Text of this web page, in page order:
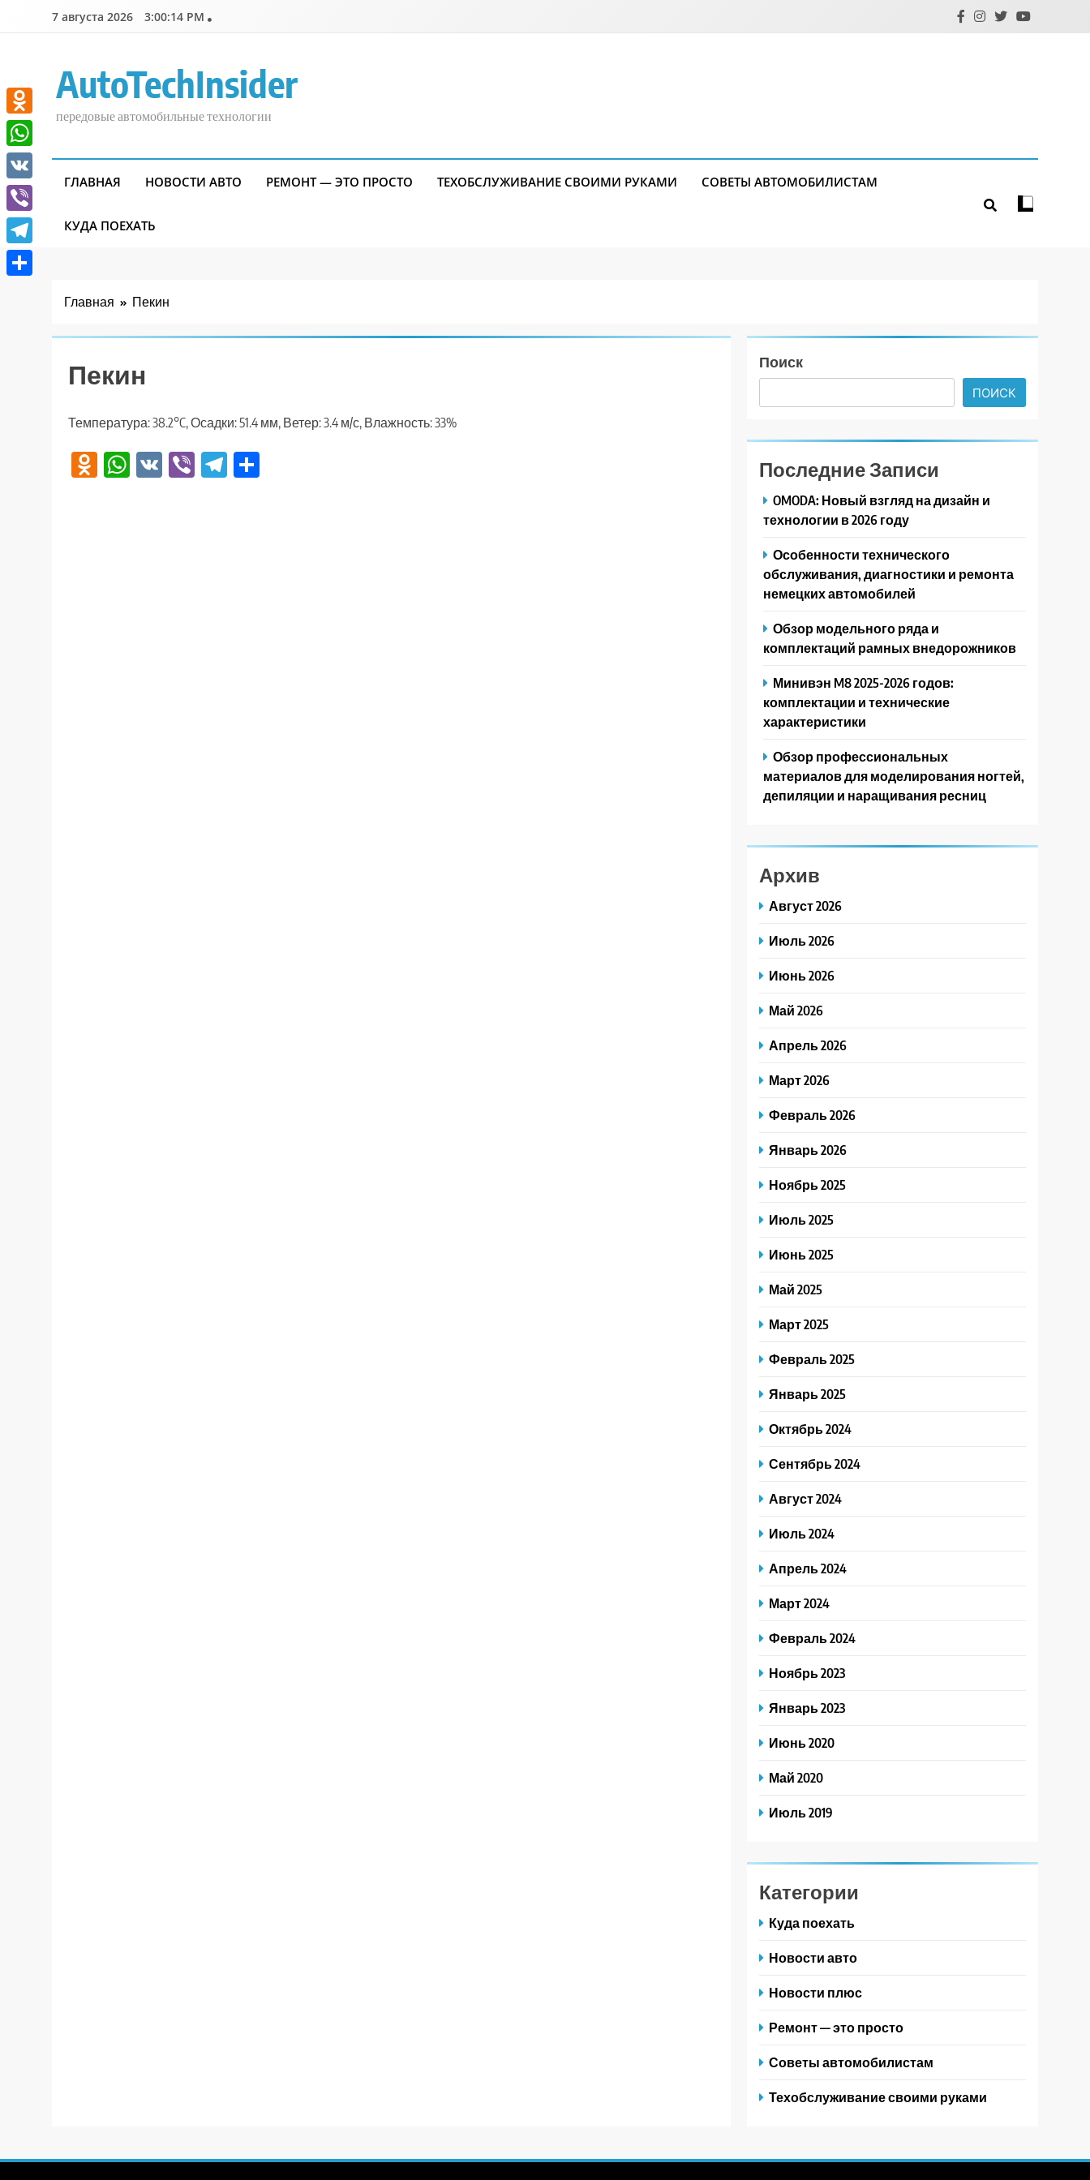
7 августа 2026 3:00:15 PM
AutoTechInsider
передовые автомобильные технологии
ГЛАВНАЯ НОВОСТИ АВТО РЕМОНТ — ЭТО ПРОСТО ТЕХОБСЛУЖИВАНИЕ СВОИМИ РУКАМИ СОВЕТЫ АВТОМОБИЛИСТАМ
КУДА ПОЕХАТЬ
Главная Пекин
Пекин
Температура: 38.2°C, Осадки: 51.4 мм, Ветер: 3.4 м/с, Влажность: 33%
Odnoklassniki
WhatsApp
VK ViberTelegram
Поиск
ПОИСК
Последние Записи
OMODA: Новый взгляд на дизайн и
технологии в 2026 году
Особенности технического
обслуживания, диагностики и ремонта
немецких автомобилей
Обзор модельного ряда и
комплектаций рамных внедорожников
Минивэн M8 2025-2026 годов:
комплектации и технические
характеристики
Обзор профессиональных
материалов для моделирования ногтей,
депиляции и наращивания ресниц
Архив
Август 2026
Июль 2026
Июнь 2026
Май 2026
Апрель 2026
Март 2026
Февраль 2026
Январь 2026
Ноябрь 2025
Июль 2025
Июнь 2025
Май 2025
Март 2025
Февраль 2025
Январь 2025
Октябрь 2024
Сентябрь 2024
Август 2024
Июль 2024
Апрель 2024
Март 2024
Февраль 2024
Ноябрь 2023
Январь 2023
Июнь 2020
Май 2020
Июль 2019
Категории
Куда поехать
Новости авто
Новости плюс
Ремонт — это просто
Советы автомобилистам
Техобслуживание своими руками
Odnoklassniki
WhatsApp
VK
Viber
Telegram